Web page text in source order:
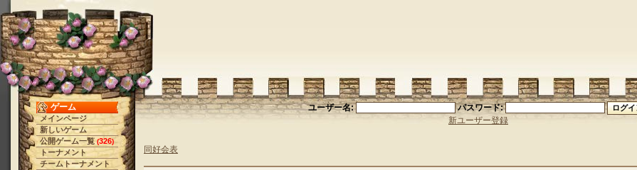
ゲーム
メインページ
新しいゲーム
公開ゲーム一覧 (326)
トーナメント
チームトーナメント
ユーザー名:
パスワード:
新ユーザー登録
同好会表